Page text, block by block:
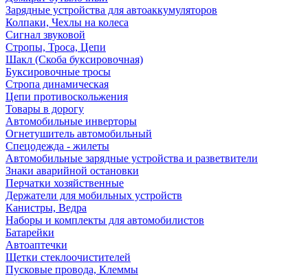
Зарядные устройства для автоаккумуляторов
Колпаки, Чехлы на колеса
Сигнал звуковой
Стропы, Троса, Цепи
Шакл (Скоба буксировочная)
Буксировочные тросы
Стропа динамическая
Цепи противоскольжения
Товары в дорогу
Автомобильные инверторы
Огнетушитель автомобильный
Спецодежда - жилеты
Автомобильные зарядные устройства и разветвители
Знаки аварийной остановки
Перчатки хозяйственные
Держатели для мобильных устройств
Канистры, Ведра
Наборы и комплекты для автомобилистов
Батарейки
Автоаптечки
Щетки стеклоочистителей
Пусковые провода, Клеммы